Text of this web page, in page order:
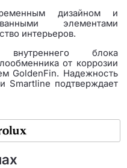
дизайном и
элементами
интерьеров.
блока
от коррозии
GoldenFin. Надежность
Smartline подтверждает